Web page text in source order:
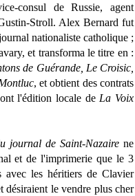
consul de Russie, agent
Stroll. Alex Bernard fut
nationaliste catholique ;
et transforma le titre en :
de Guérande, Le Croisic,
, et obtient des contrats
l'édition locale de La Voix
journal de Saint-Nazaire ne
et de l'imprimerie que le 3
avec les héritiers de Clavier
désiraient le vendre plus cher